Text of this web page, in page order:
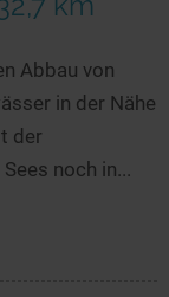
Abbau von
in der Nähe
der
noch in...